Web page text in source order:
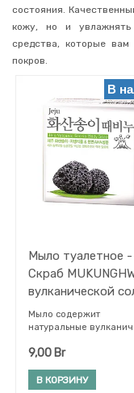
Маникюр,
педикюр
Уход
за
ногами
косметика
Туалетная
Окрашивание
Мужская
гигиена
Детям
Здоровье
Хозтовары
Товары
состояния.
кожу, но и увлажнять
средства, которые
покров.
В
Мыло туалетное -
Скраб
вулканической
100 гр
Мыло содержит
натуральные
мягким эксфолиантом
содержит растительные
9,00 Br
В КОРЗИНУ